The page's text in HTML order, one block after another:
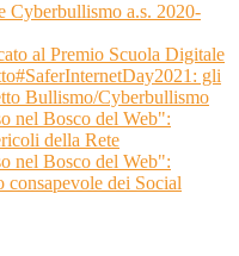
Cyberbullismo a.s. 2020-
al Premio Scuola Digitale
gli
Bullismo/Cyberbullismo
nel Bosco del Web":
della Rete
nel Bosco del Web":
consapevole dei Social